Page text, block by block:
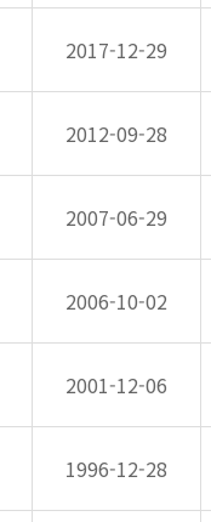
2017-12-29
2012-09-28
2007-06-29
2006-10-02
2001-12-06
1996-12-28